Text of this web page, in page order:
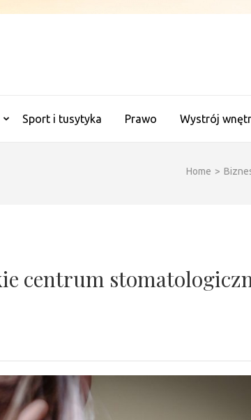
Sport i tusytyka Prawo Wystrój
Home >
centrum